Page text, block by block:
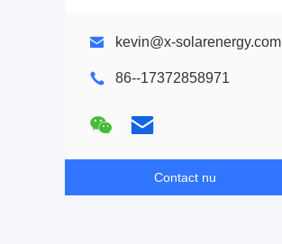
kevin@x-solarenergy.com
86--17372858971
Contact nu